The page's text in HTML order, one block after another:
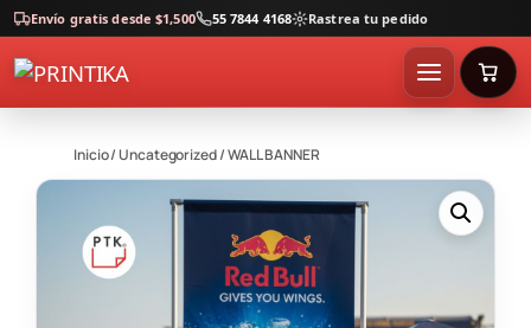
Envío gratis desde $1,500 55 7844 4168 Rastrea tu pedido
Inicio/Uncategorized/ WALL BANNER